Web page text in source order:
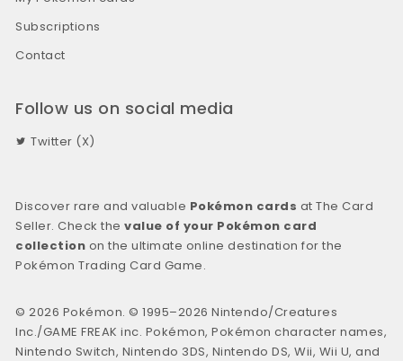
Subscriptions
Contact
Follow us on social media
Twitter (X)
Discover rare and valuable Pokémon cards at The Card
Seller. Check thevalue of your Pokémon card
collection on the ultimate online destination for the
Pokémon Trading Card Game.
© 2026 Pokémon. © 1995–2026 Nintendo/Creatures
Inc./GAME FREAK inc. Pokémon, Pokémon character names,
Nintendo Switch, Nintendo 3DS, Nintendo DS, Wii, Wii U, and